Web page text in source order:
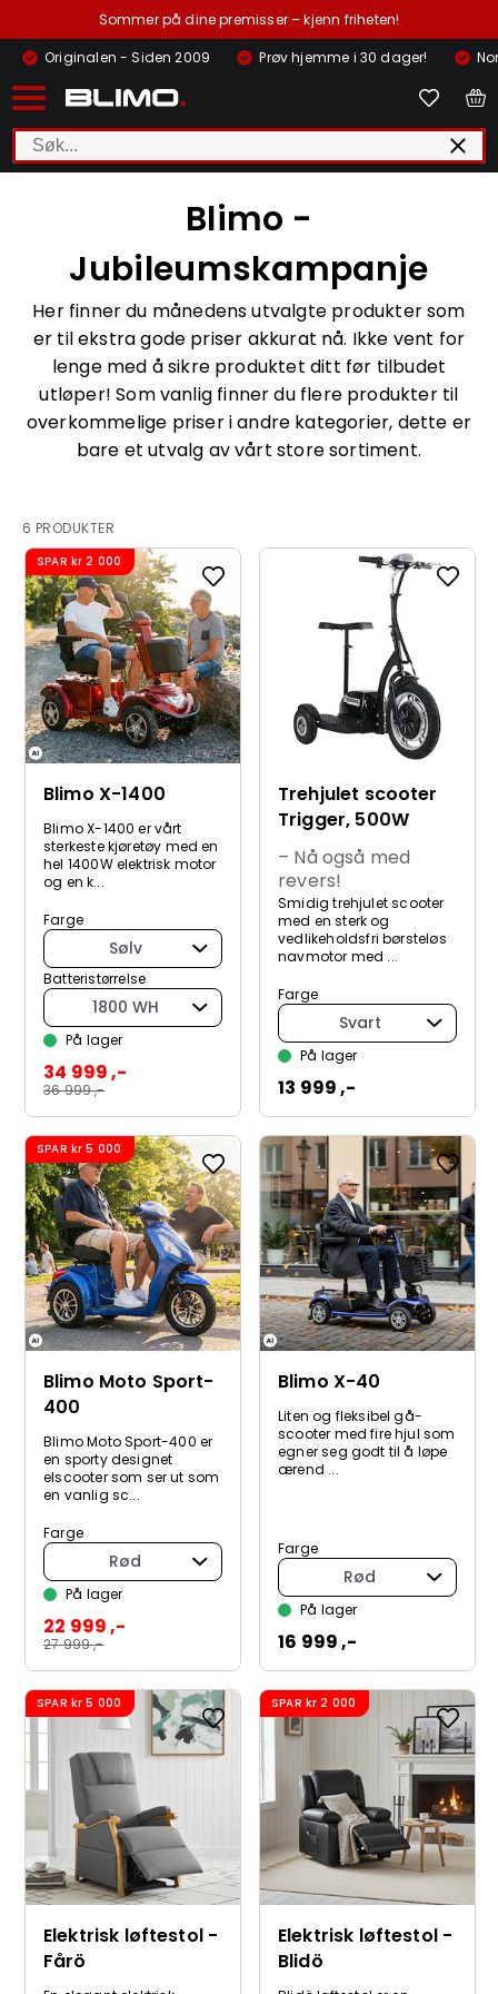
Sommer på dine premisser – kjenn friheten!
Originalen - Siden 2009
Prøv hjemme i 30 dager!
Blimo -
Jubileumskampanje
Her finner du månedens utvalgte produkter som
er til ekstra gode priser akkurat nå. Ikke vent for
lenge med å sikre produktet ditt før tilbudet
utløper! Som vanlig finner du flere produkter til
overkommelige priser i andre kategorier, dette er
bare et utvalg av vårt store sortiment.
6 PRODUKTER
SPAR kr 2 000
Blimo X-1400
Blimo X-1400 er vårt
sterkeste kjøretøy med en
hel 1400W elektrisk motor
og en k...
Farge
Sølv
Batteristørrelse
1800 WH
På lager
36 999 ,-
34 999 ,-
Trehjulet scooter
Trigger, 500W
– Nå også med
revers!
Smidig trehjulet scooter
med en sterk og
vedlikeholdsfri børsteløs
navmotor med ...
Farge
Svart
På lager
13 999 ,-
SPAR kr 5 000
Blimo Moto Sport-
400
Blimo Moto Sport-400 er
en sporty designet
elscooter som ser ut som
en vanlig sc...
Farge
Rød
På lager
27 999 ,-
22 999 ,-
Blimo X-40
Liten og fleksibel gå-
scooter med fire hjul som
egner seg godt til å løpe
ærend ...
Farge
Rød
På lager
16 999 ,-
SPAR kr 5 000
Elektrisk løftestol -
Fårö
SPAR kr 2 000
Elektrisk løftestol -
Blidö